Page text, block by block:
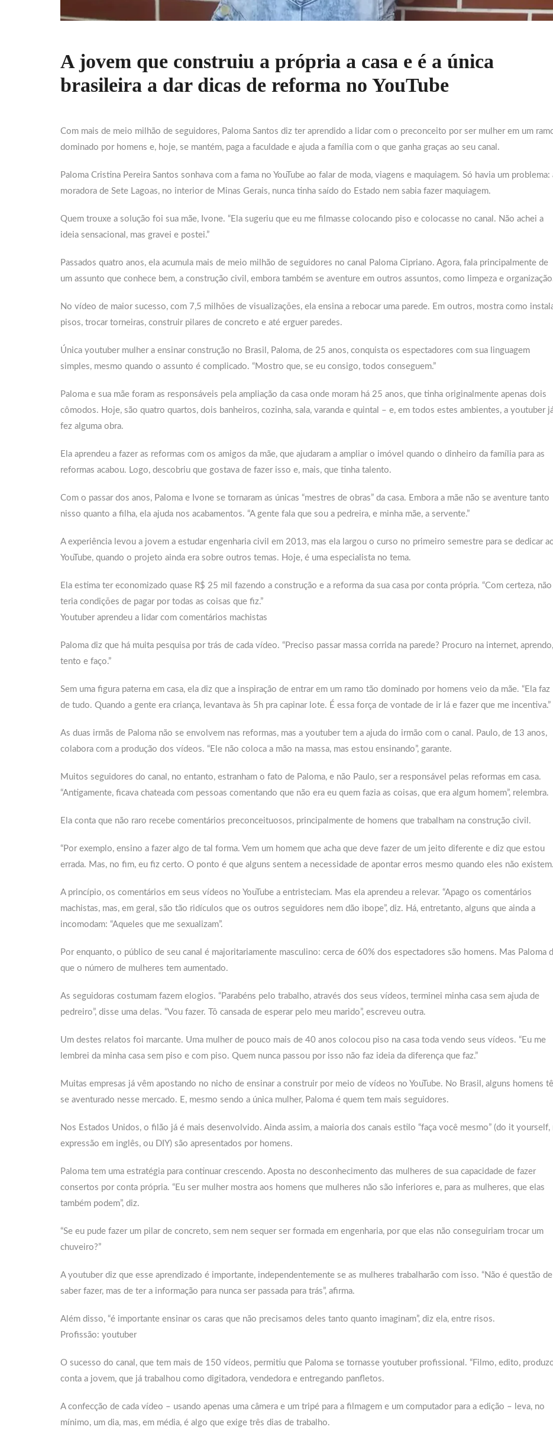
A jovem que construiu a própria a casa e é a única
brasileira a dar dicas de reforma no YouTube
Com mais de meio milhão de seguidores, Paloma Santos diz ter aprendido a lidar com o preconceito por ser mulher em um
dominado por homens e, hoje, se mantém, paga a faculdade e ajuda a família com o que ganha graças ao seu canal.
Paloma Cristina Pereira Santos sonhava com a fama no YouTube ao falar de moda, viagens e maquiagem. Só havia um problema:
moradora de Sete Lagoas, no interior de Minas Gerais, nunca tinha saído do Estado nem sabia fazer maquiagem.
Quem trouxe a solução foi sua mãe, Ivone. “Ela sugeriu que eu me filmasse colocando piso e colocasse no canal. Não achei a
ideia sensacional, mas gravei e postei.”
Passados quatro anos, ela acumula mais de meio milhão de seguidores no canal Paloma Cipriano. Agora, fala principalmente de
um assunto que conhece bem, a construção civil, embora também se aventure em outros assuntos, como limpeza e
No vídeo de maior sucesso, com 7,5 milhões de visualizações, ela ensina a rebocar uma parede. Em outros, mostra como
pisos, trocar torneiras, construir pilares de concreto e até erguer paredes.
Única youtuber mulher a ensinar construção no Brasil, Paloma, de 25 anos, conquista os espectadores com sua linguagem
simples, mesmo quando o assunto é complicado. “Mostro que, se eu consigo, todos conseguem.”
Paloma e sua mãe foram as responsáveis pela ampliação da casa onde moram há 25 anos, que tinha originalmente apenas dois
cômodos. Hoje, são quatro quartos, dois banheiros, cozinha, sala, varanda e quintal – e, em todos estes ambientes, a youtuber
fez alguma obra.
Ela aprendeu a fazer as reformas com os amigos da mãe, que ajudaram a ampliar o imóvel quando o dinheiro da família para as
reformas acabou. Logo, descobriu que gostava de fazer isso e, mais, que tinha talento.
Com o passar dos anos, Paloma e Ivone se tornaram as únicas “mestres de obras” da casa. Embora a mãe não se aventure tanto
nisso quanto a filha, ela ajuda nos acabamentos. “A gente fala que sou a pedreira, e minha mãe, a servente.”
A experiência levou a jovem a estudar engenharia civil em 2013, mas ela largou o curso no primeiro semestre para se dedicar
YouTube, quando o projeto ainda era sobre outros temas. Hoje, é uma especialista no tema.
Ela estima ter economizado quase R$ 25 mil fazendo a construção e a reforma da sua casa por conta própria. “Com certeza, não
teria condições de pagar por todas as coisas que fiz.”
Youtuber aprendeu a lidar com comentários machistas
Paloma diz que há muita pesquisa por trás de cada vídeo. “Preciso passar massa corrida na parede? Procuro na internet, aprendo,
tento e faço.”
Sem uma figura paterna em casa, ela diz que a inspiração de entrar em um ramo tão dominado por homens veio da mãe. “Ela faz
de tudo. Quando a gente era criança, levantava às 5h pra capinar lote. É essa força de vontade de ir lá e fazer que me incentiva.”
As duas irmãs de Paloma não se envolvem nas reformas, mas a youtuber tem a ajuda do irmão com o canal. Paulo, de 13 anos,
colabora com a produção dos vídeos. “Ele não coloca a mão na massa, mas estou ensinando”, garante.
Muitos seguidores do canal, no entanto, estranham o fato de Paloma, e não Paulo, ser a responsável pelas reformas em casa.
“Antigamente, ficava chateada com pessoas comentando que não era eu quem fazia as coisas, que era algum homem”, relembra.
Ela conta que não raro recebe comentários preconceituosos, principalmente de homens que trabalham na construção civil.
“Por exemplo, ensino a fazer algo de tal forma. Vem um homem que acha que deve fazer de um jeito diferente e diz que estou
errada. Mas, no fim, eu fiz certo. O ponto é que alguns sentem a necessidade de apontar erros mesmo quando eles não
A princípio, os comentários em seus vídeos no YouTube a entristeciam. Mas ela aprendeu a relevar. “Apago os comentários
machistas, mas, em geral, são tão ridículos que os outros seguidores nem dão ibope”, diz. Há, entretanto, alguns que ainda a
incomodam: “Aqueles que me sexualizam”.
Por enquanto, o público de seu canal é majoritariamente masculino: cerca de 60% dos espectadores são homens. Mas Paloma
que o número de mulheres tem aumentado.
As seguidoras costumam fazem elogios. “Parabéns pelo trabalho, através dos seus vídeos, terminei minha casa sem ajuda de
pedreiro”, disse uma delas. “Vou fazer. Tô cansada de esperar pelo meu marido”, escreveu outra.
Um destes relatos foi marcante. Uma mulher de pouco mais de 40 anos colocou piso na casa toda vendo seus vídeos. “Eu me
lembrei da minha casa sem piso e com piso. Quem nunca passou por isso não faz ideia da diferença que faz.”
Muitas empresas já vêm apostando no nicho de ensinar a construir por meio de vídeos no YouTube. No Brasil, alguns homens
se aventurado nesse mercado. E, mesmo sendo a única mulher, Paloma é quem tem mais seguidores.
Nos Estados Unidos, o filão já é mais desenvolvido. Ainda assim, a maioria dos canais estilo “faça você mesmo” (do it yourself,
expressão em inglês, ou DIY) são apresentados por homens.
Paloma tem uma estratégia para continuar crescendo. Aposta no desconhecimento das mulheres de sua capacidade de fazer
consertos por conta própria. “Eu ser mulher mostra aos homens que mulheres não são inferiores e, para as mulheres, que elas
também podem”, diz.
“Se eu pude fazer um pilar de concreto, sem nem sequer ser formada em engenharia, por que elas não conseguiriam trocar um
chuveiro?”
A youtuber diz que esse aprendizado é importante, independentemente se as mulheres trabalharão com isso. “Não é questão de
saber fazer, mas de ter a informação para nunca ser passada para trás”, afirma.
Além disso, “é importante ensinar os caras que não precisamos deles tanto quanto imaginam”, diz ela, entre risos.
Profissão: youtuber
O sucesso do canal, que tem mais de 150 vídeos, permitiu que Paloma se tornasse youtuber profissional. “Filmo, edito,
conta a jovem, que já trabalhou como digitadora, vendedora e entregando panfletos.
A confecção de cada vídeo – usando apenas uma câmera e um tripé para a filmagem e um computador para a edição – leva, no
mínimo, um dia, mas, em média, é algo que exige três dias de trabalho.